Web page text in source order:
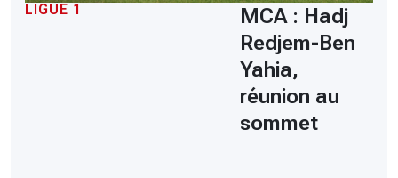
LIGUE 1
MCA : Hadj
Redjem-Ben
Yahia,
réunion au
sommet